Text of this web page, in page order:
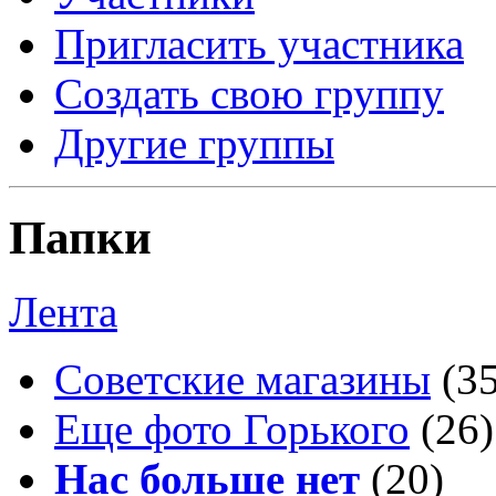
Пригласить участника
Создать свою группу
Другие группы
Папки
Лента
Советские магазины
Еще фото Горького (26)
Нас больше нет (20)